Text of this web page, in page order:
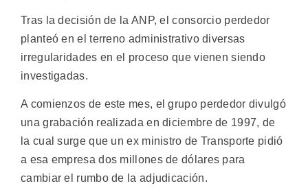
Tras la decisión de la ANP, el consorcio perdedor
planteó en el terreno administrativo diversas
irregularidades en el proceso que vienen siendo
investigadas.
A comienzos de este mes, el grupo perdedor divulgó
una grabación realizada en diciembre de 1997, de
la cual surge que un ex ministro de Transporte pidió
a esa empresa dos millones de dólares para
cambiar el rumbo de la adjudicación.